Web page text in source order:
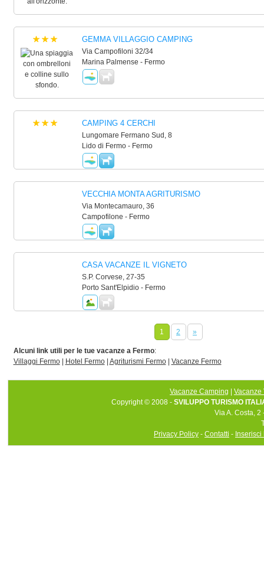
GEMMA VILLAGGIO CAMPING
Via Campofiloni 32/34
Marina Palmense - Fermo
CAMPING 4 CERCHI
Lungomare Fermano Sud, 8
Lido di Fermo - Fermo
VECCHIA MONTA AGRITURISMO
Via Montecamauro, 36
Campofilone - Fermo
CASA VACANZE IL VIGNETO
S.P. Corvese, 27-35
Porto Sant'Elpidio - Fermo
1 2 »
Alcuni link utili per le tue vacanze a Fermo:
Villaggi Fermo| Hotel Fermo| Agriturismi Fermo| Vacanze Fermo
Vacanze Camping
Vacanze
Copyright © 2008 - SVILUPPO TURISMO
Via A. Costa,
Privacy Policy - Contatti -